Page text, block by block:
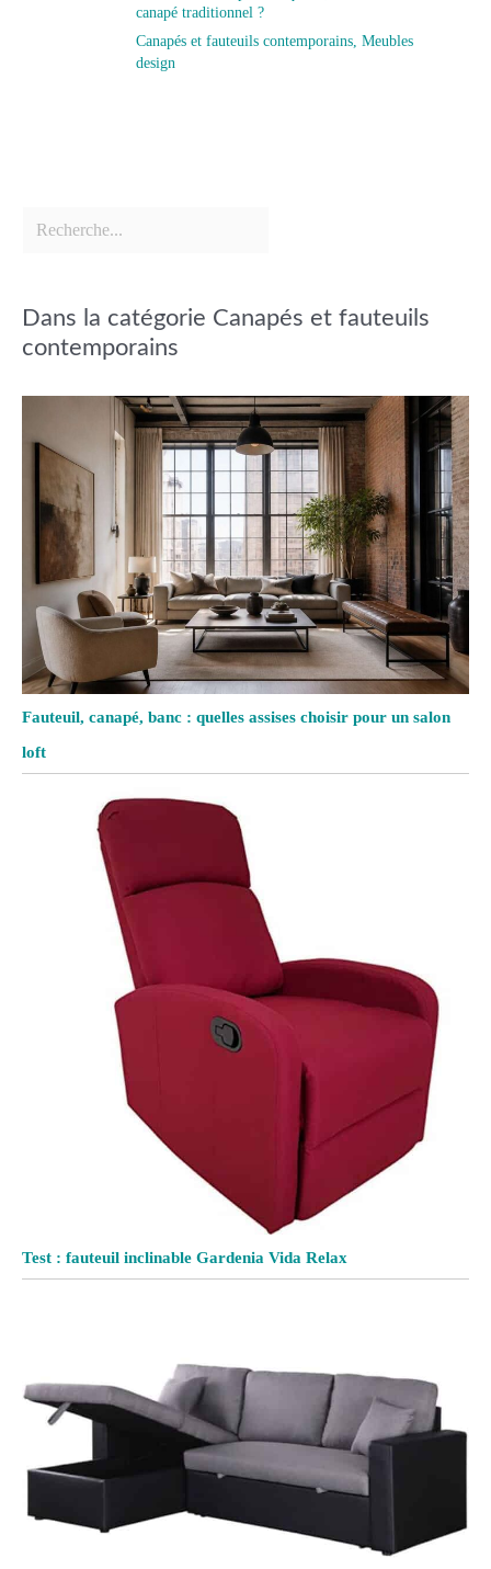
canapé traditionnel ?
Canapés et fauteuils contemporains, Meubles
design
Dans la catégorie Canapés et fauteuils
contemporains
Fauteuil, canapé, banc : quelles assises choisir pour un salon
loft
Test : fauteuil inclinable Gardenia Vida Relax